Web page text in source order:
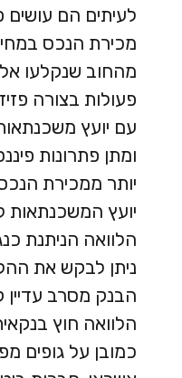
לעיתים הם
מכירת הנכס
מהחוב שנקלעו
פעולות בצורה
עם יועץ
ומתן פתרונות
יותר ממכירת
יועץ המשכנתאות
הלוואה הניתנת
ניתן לבקש את
הבנק מסרב עדיין
הלוואה חוץ
כמובן על גופים